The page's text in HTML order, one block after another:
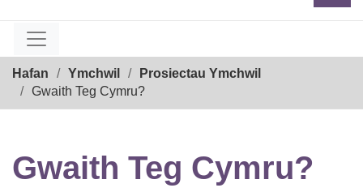
Hafan Ymchwil
Prosiectau Ymchwil
Gwaith Teg Cymru?
Gwaith Teg Cymru?